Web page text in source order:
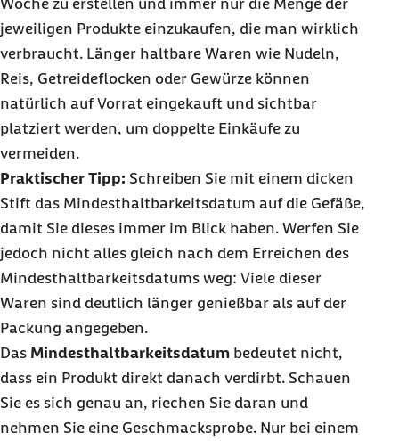
Woche zu erstellen und immer nur die Menge der
jeweiligen Produkte einzukaufen, die man wirklich
verbraucht. Länger haltbare Waren wie Nudeln,
Reis, Getreideflocken oder Gewürze können
natürlich auf Vorrat eingekauft und sichtbar
platziert werden, um doppelte Einkäufe zu
vermeiden.
Praktischer Tipp: Schreiben Sie mit einem dicken
Stift das Mindesthaltbarkeitsdatum auf die Gefäße,
damit Sie dieses immer im Blick haben. Werfen Sie
jedoch nicht alles gleich nach dem Erreichen des
Mindesthaltbarkeitsdatums weg: Viele dieser
Waren sind deutlich länger genießbar als auf der
Packung angegeben.
Das Mindesthaltbarkeitsdatum bedeutet nicht,
dass ein Produkt direkt danach verdirbt. Schauen
Sie es sich genau an, riechen Sie daran und
nehmen Sie eine Geschmacksprobe. Nur bei einem